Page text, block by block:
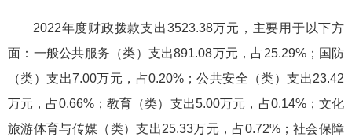
2022年度财政拨款支出3523.38万元，主要用于以下方
面：一般公共服务（类）支出891.08万元，占25.29%；国防
（类）支出7.00万元，占0.20%；公共安全（类）支出23.42
万元，占0.66%；教育（类）支出5.00万元，占0.14%；文化
旅游体育与传媒（类）支出25.33万元，占0.72%；社会保障